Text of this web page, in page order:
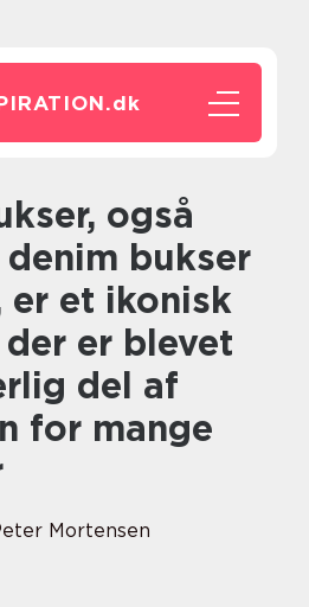
dk
bukser
er et ikonisk
er blevet
del af
for mange
Mortensen